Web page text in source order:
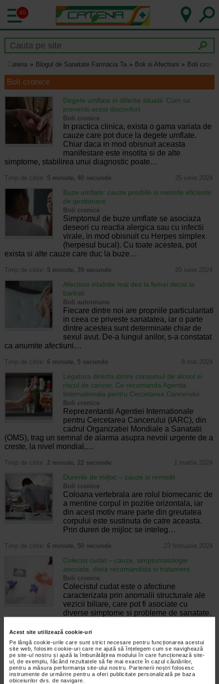
Acest site utilizează cookie-uri
Pe lângă cookie-urile care sunt strict necesare pentru funcționarea acestui
site web, folosim cookie-uri care ne ajută să înțelegem cum se navighează
pe site-ul nostru și ajută la îmbunătățirea modului în care funcționează site-
ul, de exemplu, făcând rezultatele să fie mai exacte în cazul căutărilor,
pentru a măsura performanța site-ului nostru. Partenerii noștri folosesc
instrumente de urmărire pentru a oferi publicitate personalizată pe baza
obiceiurilor dvs. de navigare.
40
Catena Blogul de Sanatate Farmacia Ta Boli si Afectiuni Boli
Boli cronice
Degete umflate in diferite situatii. Cum sa
preveniti acest disconfort
Boli cronice
In practica clinica, exista o gama variata de
cauze care pot duce la degete umflate.
Chiar daca in mod obisnuit aceasta
manifestare este insotita si de alte
simptome, stabilirea unui diagnostic poate…
Timp de citire: 5 minute, 40 secunde 25 iunie 2024
Buze umflate: cauze posibile si metode eficiente
de gestionare
Boli cronice
Simptomul de buze umflate se asociaza
deseori cu reactia alergica sau cu infectii
virale, in mod obisnuit cu Herpes simplex
(herpesul bucal). Cu toate acestea, pot
exista si alte cauze care duc la buze…
Timp de citire: 5 minute, 39 secunde 20 iunie 2024
Afectiuni intalnite mai des la femei decat la
barbati
Boli autoimune
Fiecare dintre noi are propriile particularitati
in ceea ce priveste sanatatea, iar o parte
dintre acestea sunt determinate chiar de
sexul avut. De-a lungul anilor, s-a constatat
ca anumite afectiuni…
Timp de citire: 6 minute, 5 secunde 8 mai 2024
Legatura directa dintre consumul de alcool si
riscul de cancer. Ce recomanda Agentia
Internationala pentru Cercetarea Cancerului
Boli cronice
Reprezentantii Agentiei Internationale
pentru Cercetarea Cancerului (IARC), din
cadrul Organizatiei Mondiale a Sanatatii
(OMS), trag un semnal de alarma asupra nevoii urgente de a
creste, la nivel mondial,…
Timp de citire: 2 minute, 22 secunde 1 martie 2024
Durerile de mijloc – cauze si remedii
Boli cronice
Coloana vertebrala are rolul biomecanic de
a mentine corpul in pozitie orizontala, iar
din acest motiv mare parte din greutatea
corpului este sustinuta de catre aceasta.
Prin dureri de mijloc se inteleg…
Timp de citire: 6 minute, 50 secunde 23 februarie 2024
Colecist cudat – cauze, simptomatologie
asociata, dieta recomandata si tratament
Boli cronice
Colecistul cudat este o afectiune
caracterizata prin anomalii structurale ale
vezicii biliare, care pot fi asociate cu
diverse simptome si probleme de sanatate.
Laringita cronica – factori de risc, simptome,
diagnostic si tratament
Boli cronice
Varianta mai persistenta a laringitei, si